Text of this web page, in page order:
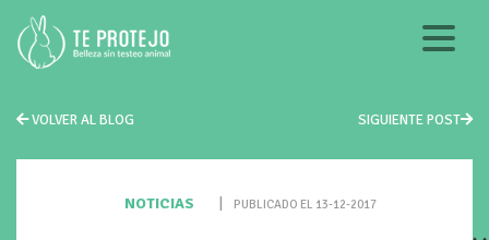
VOLVER AL BLOG SIGUIENTE POST
NOTICIAS PUBLICADO EL 13-12-2017